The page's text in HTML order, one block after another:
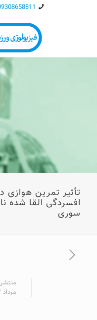
تأثیر تمرین هوازی
افسردگی القا شده
سوری
مرداد ۱۳۹۷